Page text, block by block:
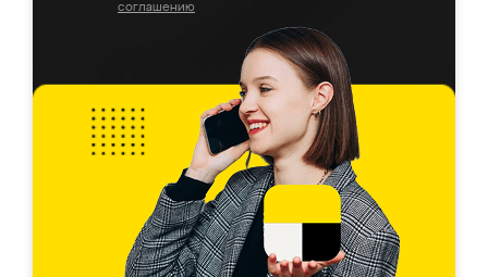
соглашению